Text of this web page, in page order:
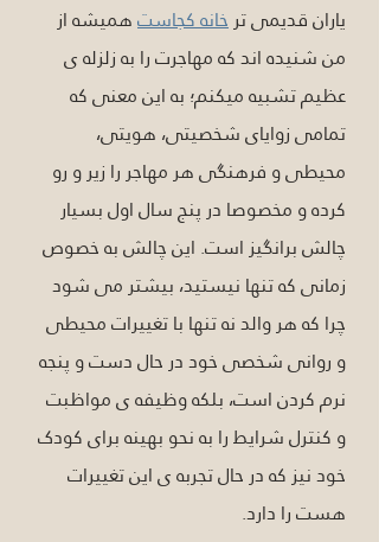
یاران قدیمی تر خانه کجاست همیشه از
من شنیده اند که مهاجرت را به زلزله ی
عظیم تشبیه میکنم؛ به این معنی که
تمامی زوایای شخصیتی، هویتی،
محیطی و فرهنگی هر مهاجر را زیر و رو
کرده و مخصوصا در پنج سال اول بسیار
چالش برانگیز است. این چالش به خصوص
زمانی که تنها نیستید، بیشتر می شود
چرا که هر والد نه تنها با تغییرات محیطی
و روانی شخصی خود در حال دست و پنجه
نرم کردن است، بلکه وظیفه ی مواظبت
و کنترل شرایط را به نحو بهینه برای کودک
خود نیز که در حال تجربه ی این تغییرات
هست را دارد.